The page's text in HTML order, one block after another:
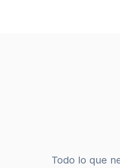
Todo lo que